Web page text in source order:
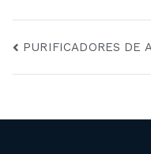
de
entradas
PURIFICADORES DE